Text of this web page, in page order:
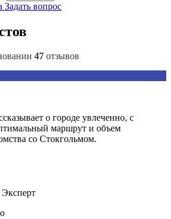
Задать вопрос
47 отзывов
о городе увлеченно, с
маршрут и объем
со Стокгольмом.
Эксперт